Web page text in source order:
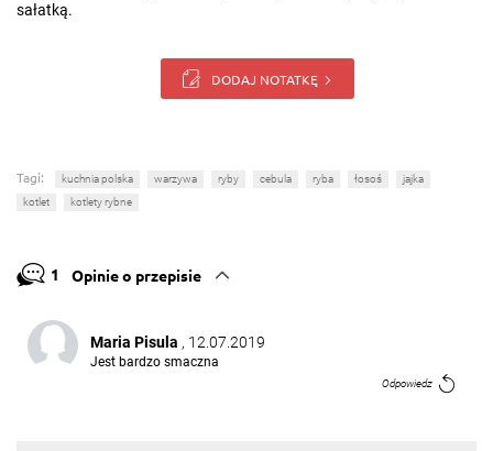
sałatką.
DODAJ NOTATKĘ
Tagi: kuchnia polska warzywa ryby cebula ryba łosoś
jajka
kotlet
kotlety rybne
1 Opinie o przepisie
Maria Pisula , 12.07.2019
Jest bardzo smaczna
Odpowiedz